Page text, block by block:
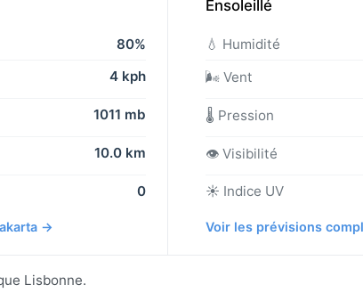
80%
4 kph
1011 mb
10.0 km
0
→
Ensoleillé
💧 Humidité
🌬️ Vent
🌡️ Pression
👁️ Visibilité
☀️ Indice UV
Voir les prévisions
Lisbonne.